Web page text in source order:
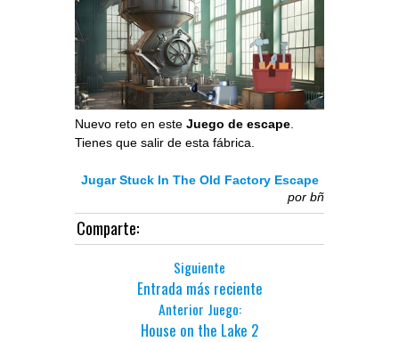
Nuevo reto en este Juego de escape
Tienes que salir de esta fábrica.
Jugar Stuck In The Old Factory Escape
por bñ
Comparte:
Siguiente
Entrada más reciente
Anterior Juego:
House on the Lake 2